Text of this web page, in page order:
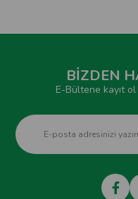
BİZDEN
E-Bültene kayıt